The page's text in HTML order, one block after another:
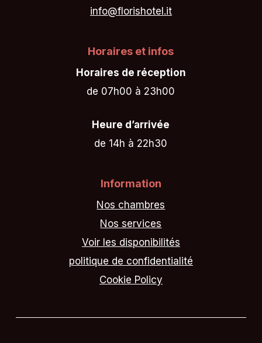
info@florishotel.it
Horaires et infos
Horaires de réception
de 07h00 à 23h00
Heure d’arrivée
de 14h à 22h30
Information
Nos chambres
Nos services
Voir les disponibilités
politique de confidentialité
Cookie Policy